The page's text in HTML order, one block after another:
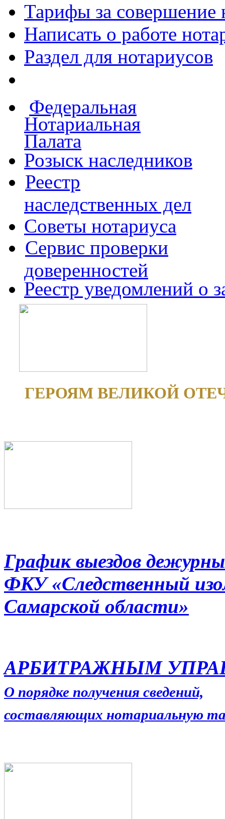
Тарифы за совершение
Написать о работе
Раздел для нотариусов
Федеральная
Нотариальная
Палата
Розыск наследников
Реестр
наследственных дел
Советы нотариуса
Сервис проверки
доверенностей
Реестр уведомлений о
ГЕРОЯМ ВЕЛИКОЙ
График выездов
ФКУ «Следственный
Самарской области»
АРБИТРАЖНЫМ
О порядке получения сведений,
составляющих нотариальную